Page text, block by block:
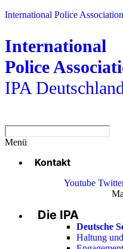
International Police
International
Police
IPA Deutschland
Menü
Kontakt
Youtube
Die IPA
Deutsche
Haltung